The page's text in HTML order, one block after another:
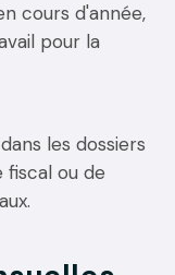
cours d'année,
pour la
les dossiers
ou de